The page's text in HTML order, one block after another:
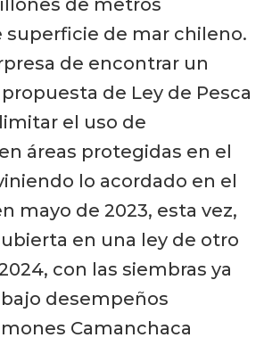
de metros
superficie de mar chileno.
de encontrar un
de Ley de Pesca
el uso de
áreas protegidas en el
lo acordado en el
mayo de 2023, esta vez,
en una ley de otro
con las siembras ya
desempeños
Camanchaca